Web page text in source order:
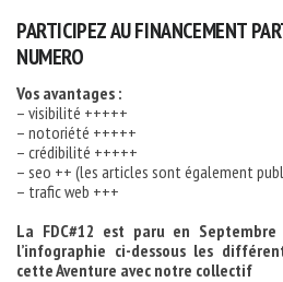
PARTICIPEZ AU FINANCEMENT
NUMERO
Vos avantages :
– visibilité +++++
– notoriété +++++
– crédibilité +++++
– seo ++ (les articles sont également
– trafic web +++
La FDC#12 est paru en
l’infographie ci-dessous les
cette Aventure avec notre collectif